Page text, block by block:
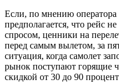
Если, по мнению оператора
предполагается, что рейс
спросом, ценники на
перед самым вылетом, за
ситуация, когда самолет
рынок поступают горящие
скидкой от 30 до 90